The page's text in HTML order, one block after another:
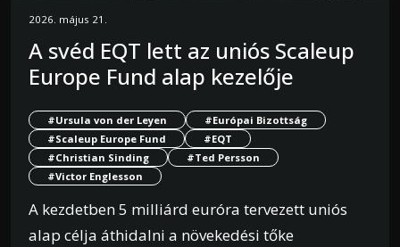
2026. május 21.
A svéd EQT lett az uniós Scaleup
Europe Fund alap kezelője
#Ursula von der Leyen
#Európai Bizottság
#Scaleup Europe Fund
#EQT
#Christian Sinding
#Ted Persson
#Victor Englesson
A kezdetben 5 milliárd euróra tervezett uniós
alap célja áthidalni a növekedési tőke